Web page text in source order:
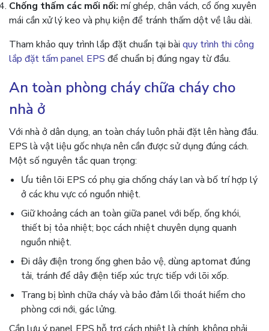
Chống thấm các mối nối: mí ghép, chân vách, cổ ống xuyên
mái cần xử lý keo và phụ kiện để tránh thấm dột về lâu dài.
Tham khảo quy trình lắp đặt chuẩn tại bài quy trình thi công
lắp đặt tấm panel EPS để chuẩn bị đúng ngay từ đầu.
An toàn phòng cháy chữa cháy cho
nhà ở
Với nhà ở dân dụng, an toàn cháy luôn phải đặt lên hàng đầu.
EPS là vật liệu gốc nhựa nên cần được sử dụng đúng cách.
Một số nguyên tắc quan trọng:
Ưu tiên lõi EPS có phụ gia chống cháy lan và bố trí hợp lý
ở các khu vực có nguồn nhiệt.
Giữ khoảng cách an toàn giữa panel với bếp, ống khói,
thiết bị tỏa nhiệt; bọc cách nhiệt chuyên dụng quanh
nguồn nhiệt.
Đi dây điện trong ống ghen bảo vệ, dùng aptomat đúng
tải, tránh để dây điện tiếp xúc trực tiếp với lõi xốp.
Trang bị bình chữa cháy và bảo đảm lối thoát hiểm cho
phòng cơi nới, gác lửng.